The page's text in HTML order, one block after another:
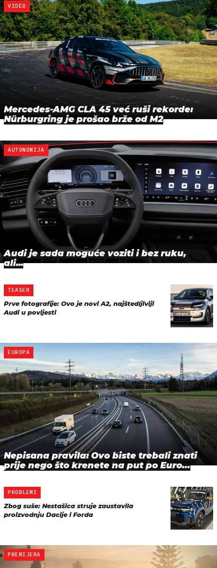
VIDEO
Mercedes-AMG CLA 45 već ruši rekorde:
Nürburgring je prošao brže od M2
AUTONOMIJA
Audi je sada moguće voziti i bez ruku,
ali...
TEASER
Prve fotografije: Ovo je novi A2, najštedljiviji
Audi u povijesti
EUROPA
Nepisana pravila: Ovo biste trebali znati
prije nego što krenete na put po Euro…
PROBLEMI
Zbog suše: Nestašica struje zaustavila
proizvodnju Dacije i Forda
PREMIJERA